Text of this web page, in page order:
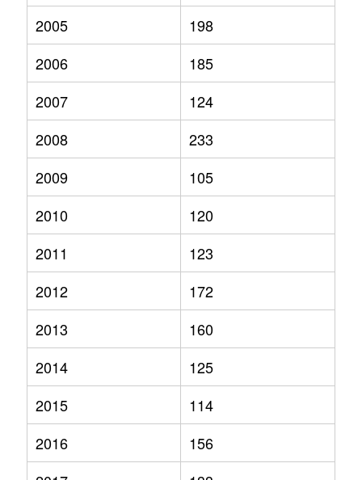
2005
198
2006
185
2007
124
2008
233
2009
105
2010
120
2011
123
2012
172
2013
160
2014
125
2015
114
2016
156